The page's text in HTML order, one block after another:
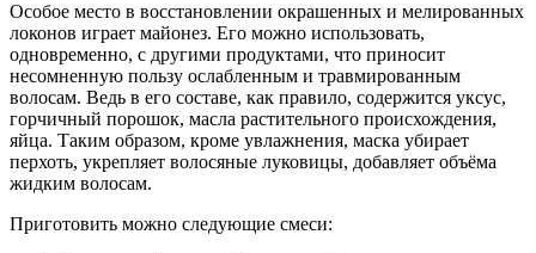
Особое место в восстановлении окрашенных и мелированных
локонов играет майонез. Его можно использовать,
одновременно, с другими продуктами, что приносит
несомненную пользу ослабленным и травмированным
волосам. Ведь в его составе, как правило, содержится уксус,
горчичный порошок, масла растительного происхождения,
яйца. Таким образом, кроме увлажнения, маска убирает
перхоть, укрепляет волосяные луковицы, добавляет объёма
жидким волосам.
Приготовить можно следующие смеси: